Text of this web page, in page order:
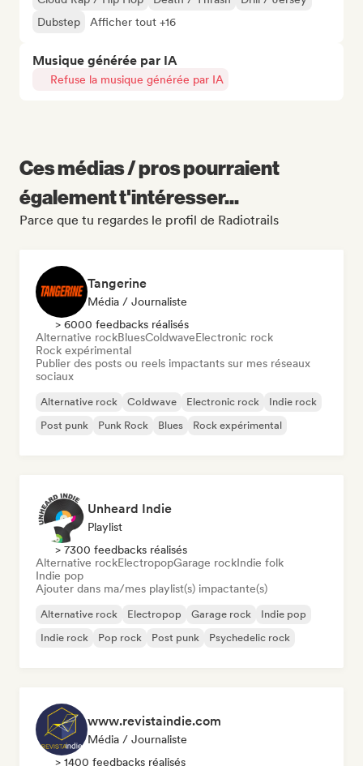
Dubstep
Afficher tout +16
Musique générée par IA
Refuse la musique générée par IA
Ces médias / pros pourraient
également t'intéresser...
Parce que tu regardes le profil de Radiotrails
Tangerine
Média / Journaliste
> 6000 feedbacks réalisés
Alternative rockBluesColdwaveElectronic rock
Rock expérimental
Publier des posts ou reels impactants sur mes réseaux
sociaux
Alternative rock Coldwave Electronic rock
Indie rock
Post punk
Punk Rock Blues Rock expérimental
Unheard Indie
Playlist
> 7300 feedbacks réalisés
Alternative rockElectropopGarage rockIndie folk
Indie pop
Ajouter dans ma/mes playlist(s) impactante(s)
Alternative rock Electropop Garage rock
Indie pop
Indie rock
Pop rock Post punk Psychedelic rock
www.revistaindie.com
Média / Journaliste
> 1400 feedbacks réalisés